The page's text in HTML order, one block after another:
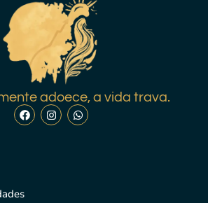
adoece, a vida trava.